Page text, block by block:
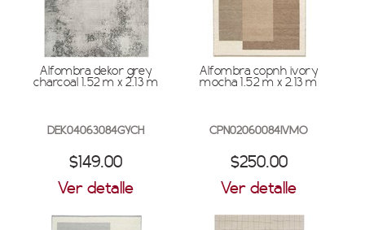
Alfombra dekor grey
charcoal 1.52 m x 2.13 m
DEK04063084GYCH
$149.00
Ver detalle
Alfombra copnh ivory
mocha 1.52 m x 2.13 m
CPN02060084IVMO
$250.00
Ver detalle